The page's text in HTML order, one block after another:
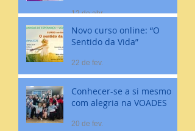
12 de abr.
Novo curso online: “O
Sentido da Vida”
22 de fev.
Conhecer-se a si mesmo
com alegria na VOADES
20 de fev.